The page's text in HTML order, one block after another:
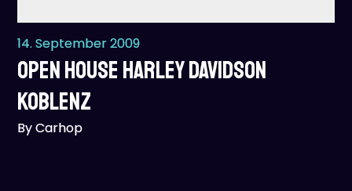
14. September 2009
Open House Harley Davidson
Koblenz
By Carhop